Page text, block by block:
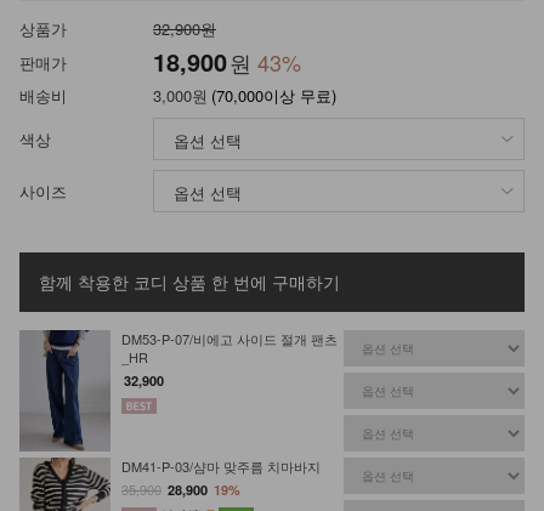
상품가
32,900원
판매가
18,900원 43%
배송비 3,000원 (70,000이상 무료)
색상
사이즈
함께 착용한 코디 상품 한 번에 구매하기
DM53-P-07/비에고 사이드 절개 팬츠
_HR
32,900
DM41-P-03/샴마 맞주름 치마바지
35,900 28,900 19%